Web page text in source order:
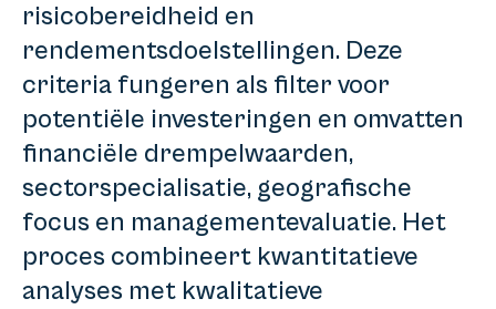
risicobereidheid en
rendementsdoelstellingen. Deze
criteria fungeren als filter voor
potentiële investeringen en omvatten
financiële drempelwaarden,
sectorspecialisatie, geografische
focus en managementevaluatie. Het
proces combineert kwantitatieve
analyses met kwalitatieve